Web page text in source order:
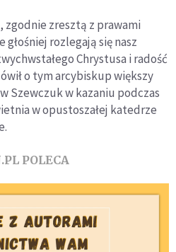
zgodnie zresztą z prawami
rozlegają się nasz
Chrystusa i radość
o tym arcybiskup większy
Szewczuk w kazaniu podczas
w opustoszałej katedrze
POLECA